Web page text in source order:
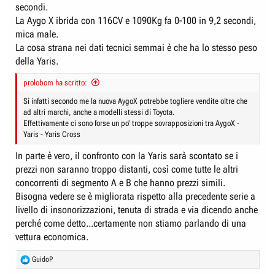
secondi.
La Aygo X ibrida con 116CV e 1090Kg fa 0-100 in 9,2 secondi,
mica male.
La cosa strana nei dati tecnici semmai è che ha lo stesso peso
della Yaris.
prolobom ha scritto:
Sì infatti secondo me la nuova AygoX potrebbe togliere vendite oltre che
ad altri marchi, anche a modelli stessi di Toyota.
Effettivamente ci sono forse un po' troppe sovrapposizioni tra AygoX -
Yaris - Yaris Cross
In parte è vero, il confronto con la Yaris sarà scontato se i
prezzi non saranno troppo distanti, così come tutte le altri
concorrenti di segmento A e B che hanno prezzi simili.
Bisogna vedere se è migliorata rispetto alla precedente serie a
livello di insonorizzazioni, tenuta di strada e via dicendo anche
perché come detto...certamente non stiamo parlando di una
vettura economica.
R
e
GuidoP